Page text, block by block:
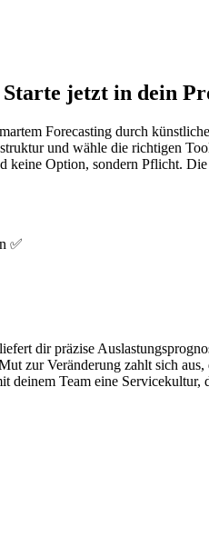
jetzt in dein
Forecasting durch
und wähle die richtigen
keine Option, sondern Pflicht.
✅
dir präzise
zur Veränderung zahlt sich
deinem Team eine